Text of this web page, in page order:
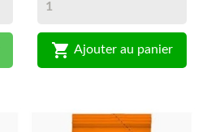
 Ajouter au panier